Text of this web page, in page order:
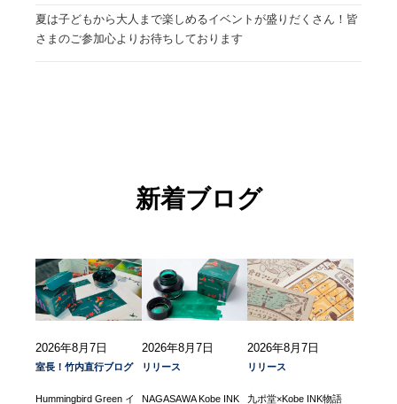
夏は子どもから大人まで楽しめるイベントが盛りだくさん！皆
さまのご参加心よりお待ちしております
新着ブログ
2026年8月7日
室長！竹内直行ブログ
Hummingbird Green イ
2026年8月7日
リリース
NAGASAWA Kobe INK
2026年8月7日
リリース
九ポ堂×Kobe INK物語